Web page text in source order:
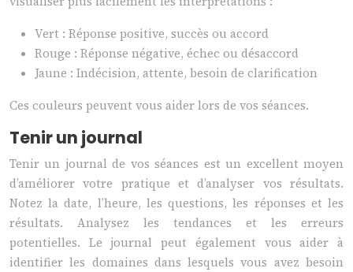
Vert : Réponse positive, succès ou accord
Rouge : Réponse négative, échec ou désaccord
Jaune : Indécision, attente, besoin de clarification
Ces couleurs peuvent vous aider lors de vos séances.
Tenir un journal
Tenir un journal de vos séances est un excellent moyen
d’améliorer votre pratique et d’analyser vos résultats.
Notez la date, l’heure, les questions, les réponses et les
résultats. Analysez les tendances et les erreurs
potentielles. Le journal peut également vous aider à
identifier les domaines dans lesquels vous avez besoin